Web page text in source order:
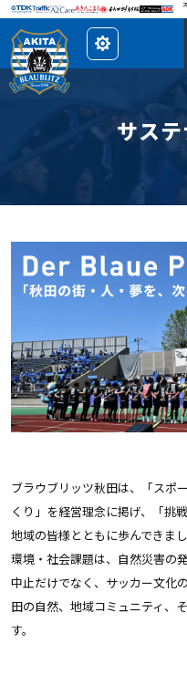
レ
イ
ア
カ
ス
サス
ブラウブリッツ秋田は、「スポ
くり」を経営理念に掲げ、「挑
地域の皆様とともに歩んできま
環境・社会課題は、自然災害の
中止だけでなく、サッカー文化
田の自然、地域コミュニティ、
す。